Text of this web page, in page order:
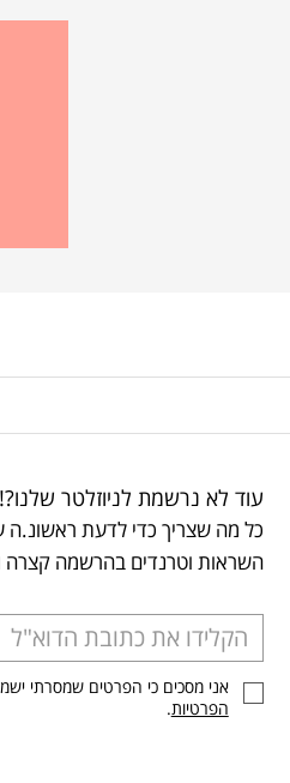
עוד לא נרשמת לניוזלטר שלנו?!
כל מה שצריך כדי לדעת ראשונ.ה
השראות וטרנדים בהרשמה קצרה
אני מסכים כי הפרטים שמסרתי
הפרטיות.